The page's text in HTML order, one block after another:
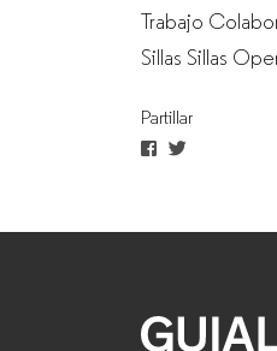
Trabajo
Sillas Sillas
Partillar